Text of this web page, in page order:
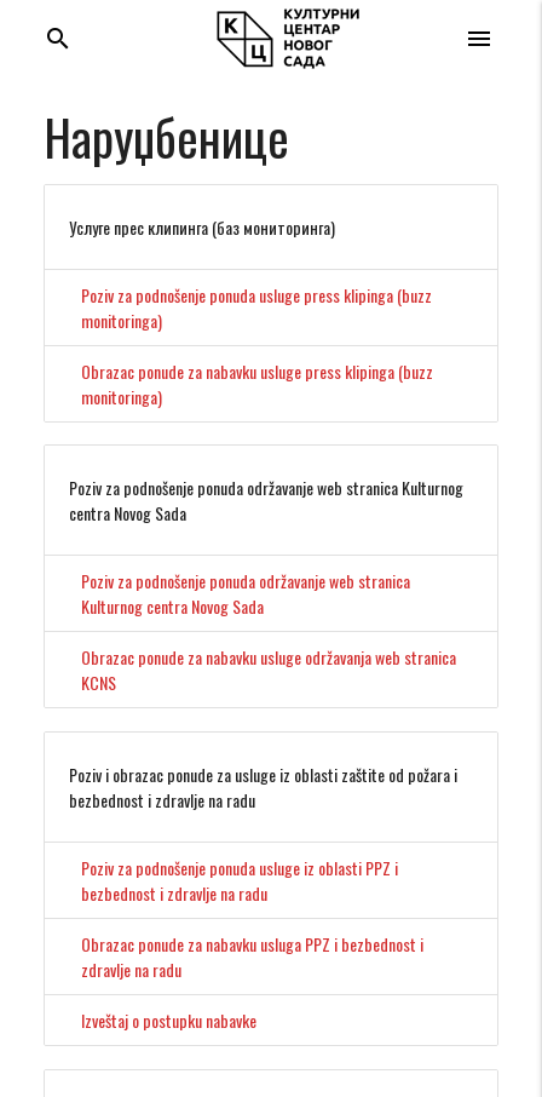
menu
search
Наруџбенице
Услуге прес клипинга (баз мониторинга)
Poziv za podnošenje ponuda usluge press klipinga (buzz
monitoringa)
Obrazac ponude za nabavku usluge press klipinga (buzz
monitoringa)
Poziv za podnošenje ponuda održavanje web stranica Kulturnog
centra Novog Sada
Poziv za podnošenje ponuda održavanje web stranica
Kulturnog centra Novog Sada
Obrazac ponude za nabavku usluge održavanja web stranica
KCNS
Poziv i obrazac ponude za usluge iz oblasti zaštite od požara i
bezbednost i zdravlje na radu
Poziv za podnošenje ponuda usluge iz oblasti PPZ i
bezbednost i zdravlje na radu
Obrazac ponude za nabavku usluga PPZ i bezbednost i
zdravlje na radu
Izveštaj o postupku nabavke